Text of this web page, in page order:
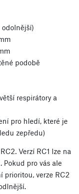
odolnější)
podobě
respirátory a
pro hledí, které je
zepředu)
Verzí RC1 lze na
pro vás ale
prioritou, verze RC2